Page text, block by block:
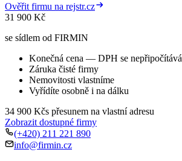
Ověřit firmu na rejstr.cz
31 900 Kč
se sídlem od FIRMIN
Konečná cena — DPH se nepřipočítává
Záruka čisté firmy
Nemovitosti vlastníme
Vyřídíte osobně i na dálku
34 900 Kčs přesunem na vlastní adresu
Zobrazit dostupné firmy
(+420) 211 221 890
info@firmin.cz